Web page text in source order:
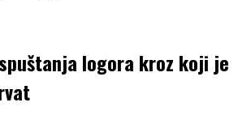
logora kroz koji je